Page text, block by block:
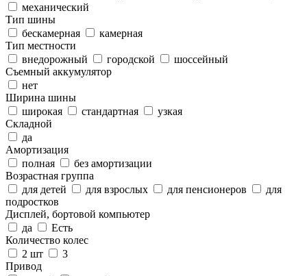
механический
Тип шины
бескамерная
камерная
Тип местности
внедорожный
городской
шоссейный
Съемный аккумулятор
нет
Ширина шины
широкая
стандартная
узкая
Складной
да
Амортизация
полная
без амортизации
Возрастная группа
для детей
для взрослых для пенсионеров
для
подростков
Дисплей, бортовой компьютер
да
Есть
Количество колес
2 шт
3
Привод